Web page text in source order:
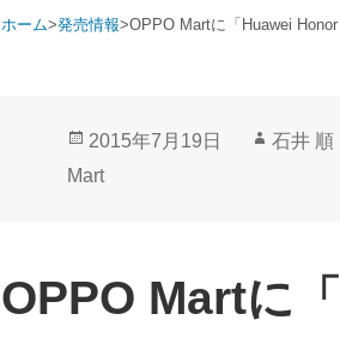
ホーム>発売情報>OPPO Martに「Huawei
投
稿
2015年7月19日
作
石井 順
Mart
OPPO Martに